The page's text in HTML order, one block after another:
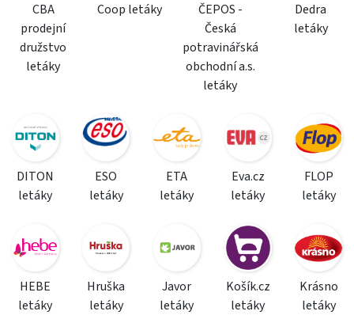
CBA
prodejní
družstvo
letáky
Coop letáky
ČEPOS -
Česká
potravinářská
obchodní a.s.
letáky
Dedra
letáky
DITON
letáky
ESO
letáky
ETA
letáky
Eva.cz
letáky
FLOP
letáky
HEBE
letáky
Hruška
letáky
Javor
letáky
Košík.cz
letáky
Krásno
letáky